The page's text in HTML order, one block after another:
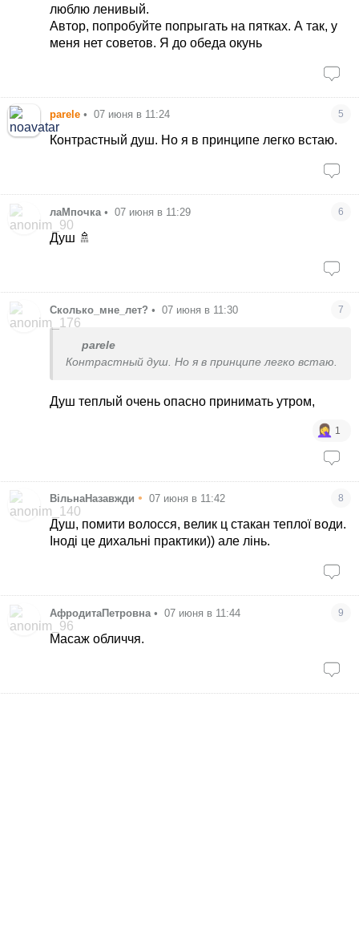
люблю ленивый.
Автор, попробуйте попрыгать на пятках. А так, у
меня нет советов. Я до обеда окунь
parele • 07 июня в 11:24 5
Контрастный душ. Но я в принципе легко встаю.
лаМпочка • 07 июня в 11:29 6
Душ 🚿
Сколько_мне_лет? • 07 июня в 11:30 7
parele
Контрастный душ. Но я в принципе легко встаю.
Душ теплый очень опасно принимать утром,
1
ВільнаНазавжди • 07 июня в 11:42 8
Душ, помити волосся, велик ц стакан теплої води.
Іноді це дихальні практики)) але лінь.
АфродитаПетровна • 07 июня в 11:44 9
Масаж обличчя.